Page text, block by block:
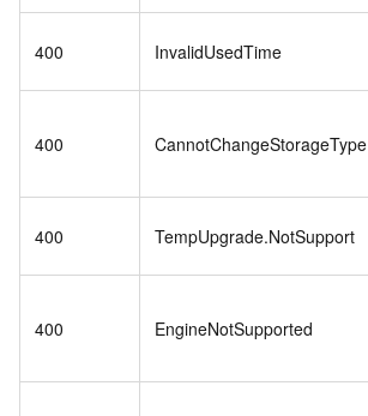
400 InvalidUsedTime
400 CannotChangeStorageType
400 TempUpgrade.NotSupport
400 EngineNotSupported